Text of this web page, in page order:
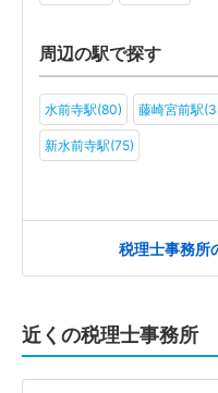
周辺の駅で探す
水前寺駅(80) 藤崎宮前駅
新水前寺駅(75)
税理士事務所
近くの税理士事務所